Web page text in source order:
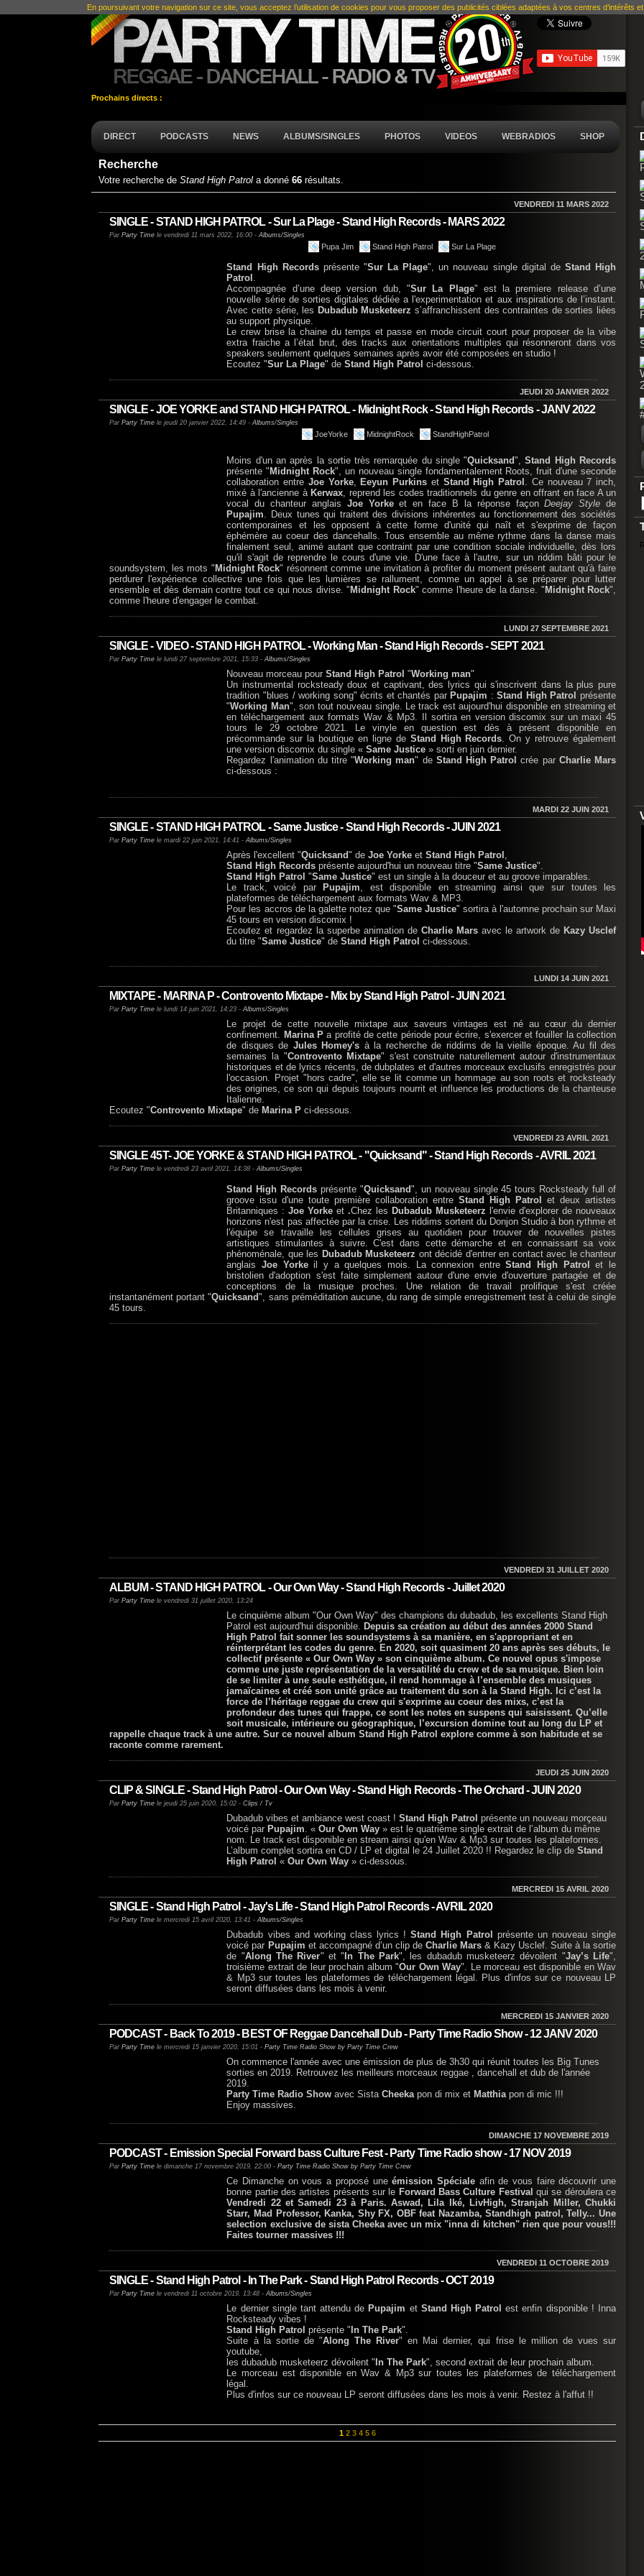
Prochains directs :
DIRECT PODCASTS NEWS ALBUMS/SINGLES PHOTOS VIDEOS WEBRADIOS SHOP
Recherche
Votre recherche de Stand High Patrol a donné 66 résultats.
VENDREDI 11 MARS 2022
SINGLE - STAND HIGH PATROL - Sur La Plage - Stand High Records - MARS 2022
Par Party Time le vendredi 11 mars 2022, 16:00 -Albums/Singles
Pupa Jim Stand High Patrol Sur La Plage
Stand High Recordsprésente "Sur La Plage", un nouveau single digital de Stand High
Patrol .
Accompagnée d’une deep version dub, "Sur La Plage" est la premiere release d’une
nouvelle série de sorties digitales dédiée a l'experimentation et aux inspirations de l’instant.
Avec cette série, les Dubadub Musketeerz s’affranchissent des contraintes de sorties liées
au support physique.
Le crew brise la chaine du temps et passe en mode circuit court pour proposer de la vibe
extra fraiche a l’état brut, des tracks aux orientations multiples qui résonneront dans vos
speakers seulement quelques semaines après avoir été composées en studio !
Ecoutez "Sur La Plage" deStand High Patrolci-dessous.
JEUDI 20 JANVIER 2022
SINGLE - JOE YORKE and STAND HIGH PATROL - Midnight Rock - Stand High Records - JANV 2022
Par Party Time le jeudi 20 janvier 2022, 14:49 -Albums/Singles
JoeYorke MidnightRock StandHighPatrol
Moins d'un an après la sortie très remarquée du single "Quicksand",Stand High Records
présente " Midnight Rock", un nouveau single fondamentalement Roots, fruit d'une seconde
collaboration entre Joe Yorke, Eeyun Purkins et Stand High Patrol . Ce nouveau 7 inch,
mixé à l'ancienne à Kerwax, reprend les codes traditionnels du genre en offrant en face A un
vocal du chanteur anglais Joe Yorkeet en face B la réponse façonDeejay Style de
Pupajim. Deux tunes qui traitent des divisions inhérentes au fonctionnement des sociétés
contemporaines et les opposent à cette forme d'unité qui naît et s'exprime de façon
éphémère au coeur des dancehalls. Tous ensemble au même rythme dans la danse mais
finalement seul, animé autant que contraint par une condition sociale individuelle, dès lors
qu'il s'agit de reprendre le cours d'une vie. D'une face à l'autre, sur un riddim bâti pour le
soundsystem, les mots " Midnight Rock" résonnent comme une invitation à profiter du moment présent autant qu'à faire
perdurer l'expérience collective une fois que les lumières se rallument, comme un appel à se préparer pour lutter
ensemble et dès demain contre tout ce qui nous divise. " Midnight Rock" comme l'heure de la danse. " Midnight Rock",
comme l'heure d'engager le combat.
LUNDI 27 SEPTEMBRE 2021
SINGLE - VIDEO - STAND HIGH PATROL - Working Man - Stand High Records - SEPT 2021
Par Party Time le lundi 27 septembre 2021, 15:33 -Albums/Singles
Nouveau morceau pourStand High Patrol"Working man"
Un instrumental rocksteady doux et captivant, des lyrics qui s'inscrivent dans la plus pure
tradition "blues / working song" écrits et chantés par Pupajim :Stand High Patrolprésente
"Working Man", son tout nouveau single. Le track est aujourd'hui disponible en streaming et
en téléchargement aux formats Wav & Mp3. Il sortira en version discomix sur un maxi 45
tours le 29 octobre 2021. Le vinyle en question est dès à présent disponible en
précommande sur la boutique en ligne de Stand High Records. On y retrouve également
une version discomix du single «Same Justice » sorti en juin dernier.
Regardez l'animation du titre "Working man" de Stand High Patrolcrée par Charlie Mars
ci-dessous :
MARDI 22 JUIN 2021
SINGLE - STAND HIGH PATROL - Same Justice - Stand High Records - JUIN 2021
Par Party Time le mardi 22 juin 2021, 14:41 -Albums/Singles
Après l'excellent "Quicksand" de Joe YorkeetStand High Patrol ,
Stand High Recordsprésente aujourd'hui un nouveau titre "Same Justice".
Stand High Patrol"Same Justice" est un single à la douceur et au groove imparables.
Le track, voicé par
Pupajim, est disponible en streaming ainsi que sur toutes les
plateformes de téléchargement aux formats Wav & MP3.
Pour les accros de la galette notez que "Same Justice" sortira à l'automne prochain sur Maxi
45 tours en version discomix !
Ecoutez et regardez la superbe animation de Charlie Marsavec le artwork de Kazy Usclef
du titre "Same Justice" deStand High Patrolci-dessous.
LUNDI 14 JUIN 2021
MIXTAPE - MARINA P - Controvento Mixtape - Mix by Stand High Patrol - JUIN 2021
Par Party Time le lundi 14 juin 2021, 14:23 - Albums/Singles
Le projet de cette nouvelle mixtape aux saveurs vintages est né au cœur du dernier
confinement. Marina P a profité de cette période pour écrire, s'exercer et fouiller la collection
de disques de Jules Homey's à la recherche de riddims de la vieille époque. Au fil des
semaines la "Controvento Mixtape" s'est construite naturellement autour d'instrumentaux
historiques et de lyrics récents, de dubplates et d'autres morceaux exclusifs enregistrés pour
l'occasion. Projet "hors cadre", elle se lit comme un hommage au son roots et rocksteady
des origines, ce son qui depuis toujours nourrit et influence les productions de la chanteuse
Italienne.
Ecoutez "Controvento Mixtape" de Marina P ci-dessous.
VENDREDI 23 AVRIL 2021
SINGLE 45T- JOE YORKE & STAND HIGH PATROL - "Quicksand" - Stand High Records - AVRIL 2021
Par Party Time le vendredi 23 avril 2021, 14:38 - Albums/Singles
Stand High Records présente "Quicksand", un nouveau single 45 tours Rocksteady full of
groove issu d'une toute première collaboration entreStand High Patrol et deux artistes
Britanniques :Joe Yorkeet.Chez lesDubadub Musketeerz l'envie d'explorer de nouveaux
horizons n'est pas affectée par la crise. Les riddims sortent du Donjon Studio à bon rythme et
l'équipe se travaille les cellules grises au quotidien pour trouver de nouvelles pistes
artistiques stimulantes à suivre. C'est dans cette démarche et en connaissant sa voix
phénoménale, que les Dubadub Musketeerz ont décidé d'entrer en contact avec le chanteur
anglaisJoe Yorkeil y a quelques mois. La connexion entreStand High Patrol et le
bristolien d'adoption s'est faite simplement autour d'une envie d'ouverture partagée et de
conceptions de la musique proches. Une relation de travail prolifique s'est créée
instantanément portant "Quicksand", sans préméditation aucune, du rang de simple enregistrement test à celui de single
45 tours.
VENDREDI 31 JUILLET 2020
ALBUM - STAND HIGH PATROL - Our Own Way - Stand High Records - Juillet 2020
Par Party Time le vendredi 31 juillet 2020, 13:24
Le cinquième album "Our Own Way" des champions du dubadub, les excellents Stand High
Patrol est aujourd'hui disponible.Depuis sa création au début des années 2000 Stand
High Patrol fait sonner les soundsystems à sa manière, en s'appropriant et en
réinterprétant les codes du genre. En 2020, soit quasiment 20 ans après ses débuts, le
collectif présente « Our Own Way » son cinquième album. Ce nouvel opus s'impose
comme une juste représentation de la versatilité du crew et de sa musique. Bien loin
de se limiter à une seule esthétique, il rend hommage à l’ensemble des musiques
jamaïcaines et créé son unité grâce au traitement du son à la Stand High. Ici c’est la
force de l’héritage reggae du crew qui s'exprime au coeur des mixs, c’est la
profondeur des tunes qui frappe, ce sont les notes en suspens qui saisissent. Qu’elle
soit musicale, intérieure ou géographique, l’excursion domine tout au long du LP et
rappelle chaque track à une autre. Sur ce nouvel album Stand High Patrol explore comme à son habitude et se
raconte comme rarement.
JEUDI 25 JUIN 2020
CLIP & SINGLE - Stand High Patrol - Our Own Way - Stand High Records - The Orchard - JUIN 2020
Par Party Time le jeudi 25 juin 2020, 15:02 - Clips / Tv
Dubadub vibes et ambiance west coast !Stand High Patrol présente un nouveau morçeau
voicé parPupajim . «Our Own Way » est le quatrième single extrait de l’album du même
nom. Le track est disponible en stream ainsi qu'en Wav & Mp3 sur toutes les plateformes.
L’album complet sortira en CD / LP et digital le 24 Juillet 2020 !! Regardez le clip deStand
High Patrol «Our Own Way » ci-dessous.
MERCREDI 15 AVRIL 2020
SINGLE - Stand High Patrol - Jay's Life - Stand High Patrol Records - AVRIL 2020
Par Party Time le mercredi 15 avril 2020, 13:41 -Albums/Singles
Dubadub vibes and working class lyrics !Stand High Patrol
présente un nouveau single
voicé par Pupajim et accompagné d’un clip de Charlie Mars& Kazy Usclef. Suite à la sortie
de "Along The River" et " In The Park", les dubadub musketeerz dévoilent "Jay’s Life",
troisième extrait de leur prochain album "Our Own Way". Le morceau est disponible en Wav
& Mp3 sur toutes les plateformes de téléchargement légal. Plus d'infos sur ce nouveau LP
seront diffusées dans les mois à venir.
MERCREDI 15 JANVIER 2020
PODCAST - Back To 2019 - BEST OF Reggae Dancehall Dub - Party Time Radio Show - 12 JANV 2020
Par Party Time le mercredi 15 janvier 2020, 15:01 - Party Time Radio Show by Party Time Crew
On commence l'année avec une émission de plus de 3h30 qui réunit toutes les Big Tunes
sorties en 2019. Retrouvez les meilleurs morceaux reggae , dancehall et dub de l'année
2019.
Party Time Radio Show avec SistaCheekapon di mix et Matthiapon di mic !!!
Enjoy massives.
DIMANCHE 17 NOVEMBRE 2019
PODCAST - Emission Special Forward bass Culture Fest - Party Time Radio show - 17 NOV 2019
Par Party Time le dimanche 17 novembre 2019, 22:00 - Party Time Radio Show by Party Time Crew
Ce Dimanche on vous a proposé uneémission Spécialeafin de vous faire découvrir une
bonne partie des artistes présents sur le Forward Bass Culture Festivalqui se déroulera ce
Vendredi 22 et Samedi 23 à Paris. Aswad, Lila Iké, LivHigh, Stranjah Miller, Chukki
Starr, Mad Professor, Kanka, Shy FX, OBF feat Nazamba, Standhigh patrol, Telly... Une
selection exclusive de sista Cheeka avec un mix "inna di kitchen" rien que pour vous!!!
Faites tourner massives !!!
VENDREDI 11 OCTOBRE 2019
SINGLE - Stand High Patrol - In The Park - Stand High Patrol Records - OCT 2019
Par Party Time le vendredi 11 octobre 2019, 13:48 -Albums/Singles
Le dernier single tant attendu de Pupajim et Stand High Patrolest enfin disponible ! Inna
Rocksteady vibes !
Stand High Patrol présente " In The Park".
Suite à la sortie de "Along The River" en Mai dernier, qui frise le million de vues sur
youtube,
les dubadub musketeerz dévoilent " In The Park", second extrait de leur prochain album.
Le morceau est disponible en Wav & Mp3 sur toutes les plateformes de téléchargement
légal.
Plus d'infos sur ce nouveau LP seront diffusées dans les mois à venir. Restez à l'affut !!
1 2 3 4 5 6
En poursuivant votre navigation sur ce site, vous acceptez l’utilisation de cookies pour vous proposer des publicités ciblées adaptées à vos centres d’intérêts